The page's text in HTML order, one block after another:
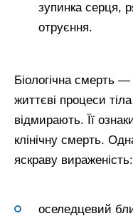
зупинка серця,
отруєння.
Біологічна смерть
життєві процеси
відмирають. Її
клінічну смерть.
яскраву вираженість:
оселедцевий